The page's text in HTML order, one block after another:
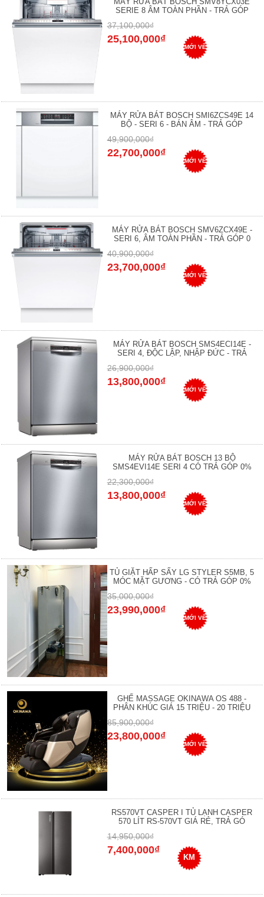
SERIE 8 ÂM TOÀN PHẦN - TRẢ GÓP
37,100,000₫
25,100,000₫
MỚI VỀ
MÁY RỬA BÁT BOSCH SMI6ZCS49E 14
BỘ - SERI 6 - BÁN ÂM - TRẢ GÓP
49,900,000₫
22,700,000₫
MỚI VỀ
MÁY RỬA BÁT BOSCH SMV6ZCX49E -
SERI 6, ÂM TOÀN PHẦN - TRẢ GÓP 0
40,900,000₫
23,700,000₫
MỚI VỀ
MÁY RỬA BÁT BOSCH SMS4ECI14E -
SERI 4, ĐỘC LẬP, NHẬP ĐỨC - TRẢ
26,900,000₫
13,800,000₫
MỚI VỀ
MÁY RỬA BÁT BOSCH 13 BỘ
SMS4EVI14E SERI 4 CÓ TRẢ GÓP 0%
22,300,000₫
13,800,000₫
MỚI VỀ
TỦ GIẶT HẤP SẤY LG STYLER S5MB, 5
MÓC MẶT GƯƠNG - CÓ TRẢ GÓP 0%
35,000,000₫
23,990,000₫
MỚI VỀ
GHẾ MASSAGE OKINAWA OS 488 -
PHÂN KHÚC GIÁ 15 TRIỆU - 20 TRIỆU
85,900,000₫
23,800,000₫
MỚI VỀ
RS570VT CASPER I TỦ LẠNH CASPER
570 LÍT RS-570VT GIÁ RẺ, TRẢ GÓ
14,950,000₫
7,400,000₫
KM